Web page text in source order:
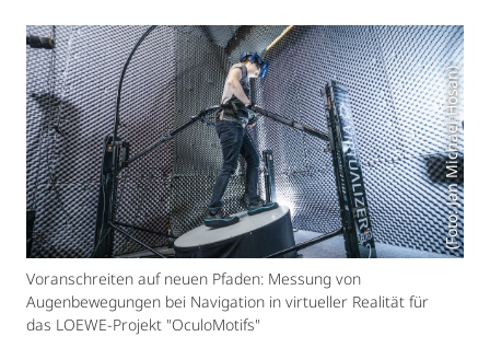
(Foto: Jan Michael Hosan)
Voranschreiten auf neuen Pfaden: Messung von
Augenbewegungen bei Navigation in virtueller Realität für
das LOEWE-Projekt "OculoMotifs"